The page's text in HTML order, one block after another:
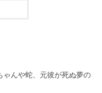
ゃんや蛇、元彼が死ぬ夢の